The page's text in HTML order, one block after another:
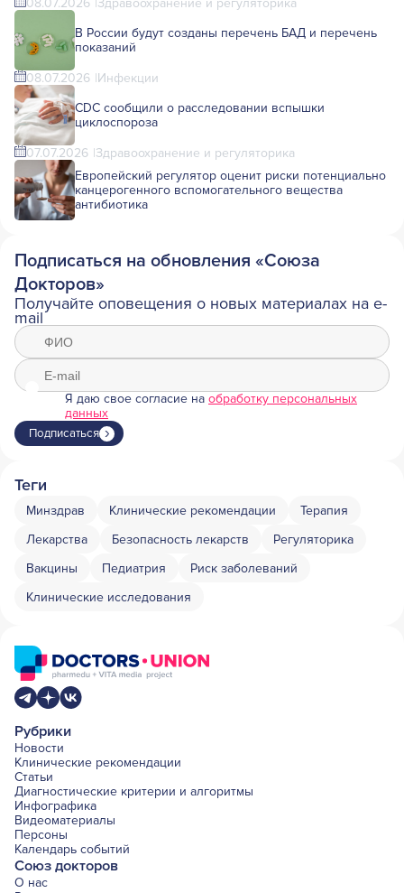
08.07.2026 Здравоохранение и регуляторика
В России будут созданы перечень БАД и перечень
показаний
08.07.2026 Инфекции
CDC сообщили о расследовании вспышки
циклоспороза
07.07.2026 Здравоохранение и регуляторика
Европейский регулятор оценит риски потенциально
канцерогенного вспомогательного вещества
антибиотика
Подписаться на обновления «Союза
Докторов»
Получайте оповещения о новых материалах на e-
mail
Я даю свое согласие на обработку персональных
данных
Подписаться
Теги
Минздрав Клинические рекомендации
Терапия
Лекарства
Безопасность лекарств
Регуляторика
Вакцины
Педиатрия
Риск заболеваний
Клинические исследования
Рубрики
Новости
Клинические рекомендации
Статьи
Диагностические критерии и алгоритмы
Инфографика
Видеоматериалы
Персоны
Календарь событий
Союз докторов
О нас